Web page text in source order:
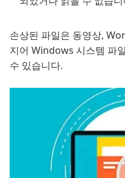
손상된 파일은 동영상,
지어 Windows 시스템 파
수 있습니다.